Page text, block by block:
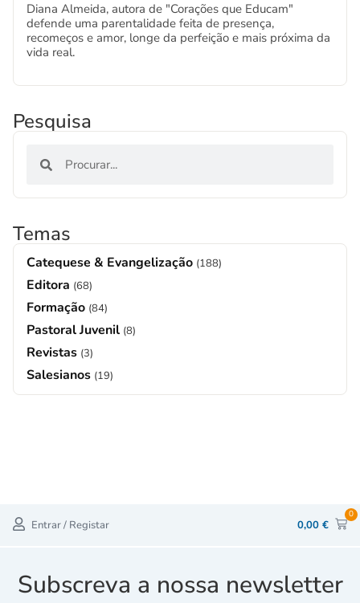
Diana Almeida, autora de "Corações que Educam"
defende uma parentalidade feita de presença,
recomeços e amor, longe da perfeição e mais próxima da
vida real.
Pesquisa
Temas
Catequese & Evangelização (188)
Editora (68)
Formação (84)
Pastoral Juvenil (8)
Revistas (3)
Salesianos (19)
Entrar / Registar 0,00 €
0
Subscreva a nossa newsletter